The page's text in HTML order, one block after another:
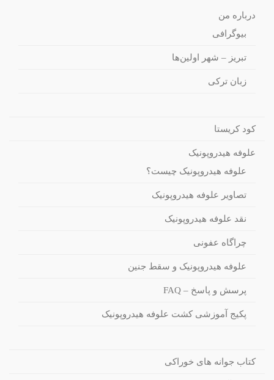
درباره من
بیوگرافی
تبریز – شهر اولین‌ها
زبان ترکی
کود کریستا
علوفه هیدروپونیک
علوفه هیدروپونیک چیست؟
تصاویر علوفه هیدروپونیک
نقد علوفه هیدروپونیک
چراگاه عفونی
علوفه هیدروپونیک و سقط جنین
پرسش و پاسخ – FAQ
پکیج آموزشی کشت علوفه هیدروپونیک
کتاب جوانه های خوراکی